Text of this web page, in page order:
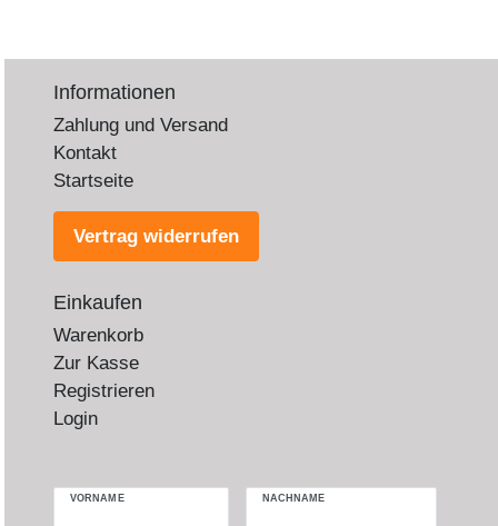
Informationen
Zahlung und Versand
Kontakt
Startseite
Vertrag widerrufen
Einkaufen
Warenkorb
Zur Kasse
Registrieren
Login
VORNAME NACHNAME